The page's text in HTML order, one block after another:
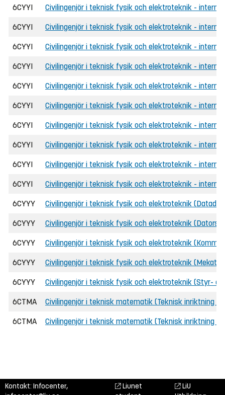
6CYYI Civilingenjör i teknisk fysik och elektroteknik -
6CYYI Civilingenjör i teknisk fysik och elektroteknik -
6CYYI Civilingenjör i teknisk fysik och elektroteknik -
6CYYI Civilingenjör i teknisk fysik och elektroteknik -
6CYYI Civilingenjör i teknisk fysik och elektroteknik -
6CYYI Civilingenjör i teknisk fysik och elektroteknik -
6CYYI Civilingenjör i teknisk fysik och elektroteknik -
6CYYI Civilingenjör i teknisk fysik och elektroteknik -
6CYYI Civilingenjör i teknisk fysik och elektroteknik -
6CYYI Civilingenjör i teknisk fysik och elektroteknik -
6CYYY Civilingenjör i teknisk fysik och elektroteknik
6CYYY Civilingenjör i teknisk fysik och elektroteknik
6CYYY Civilingenjör i teknisk fysik och elektroteknik
6CYYY Civilingenjör i teknisk fysik och elektroteknik
6CYYY Civilingenjör i teknisk fysik och elektroteknik (Styr-
6CTMA Civilingenjör i teknisk matematik (Teknisk inriktning
6CTMA Civilingenjör i teknisk matematik (Teknisk inriktning
Kontakt: Infocenter,
Liunet
LiU